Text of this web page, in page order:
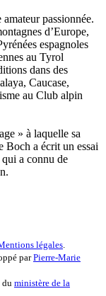
passionnée.
d’Europe,
espagnoles
au Tyrol
dans des
Caucase,
au Club alpin
» à laquelle sa
Boch a écrit un essai
qui a connu de
légales
parPierre-Marie
du ministère de la